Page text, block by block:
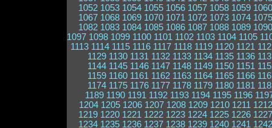
1052 1053 1054 1055 1056 1057 1058 1059 1060
1067 1068 1069 1070 1071 1072 1073 1074 1075
1082 1083 1084 1085 1086 1087 1088 1089 1090
1097 1098 1099 1100 1101 1102 1103 1104 1105
1113 1114 1115 1116 1117 1118 1119 1120 1121
1129 1130 1131 1132 1133 1134 1135 1136
1144 1145 1146 1147 1148 1149 1150 1151
1159 1160 1161 1162 1163 1164 1165 1166
1174 1175 1176 1177 1178 1179 1180 1181
1189 1190 1191 1192 1193 1194 1195 1196
1204 1205 1206 1207 1208 1209 1210 1211 1212
1219 1220 1221 1222 1223 1224 1225 1226 1227
1234 1235 1236 1237 1238 1239 1240 1241 1242